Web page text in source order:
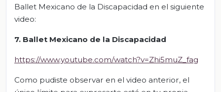
Ballet Mexicano de la Discapacidad en el siguiente
video:
7. Ballet Mexicano de la Discapacidad
https://www.youtube.com/watch?v=Zhi5muZ_fag
Como pudiste observar en el video anterior, el